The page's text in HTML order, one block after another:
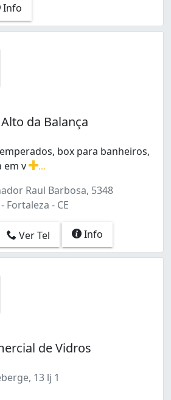
Info
da Balança
box para banheiros,
em v
Raul Barbosa, 5348
Fortaleza - CE
Ver Tel Info
de Vidros
13 lj 1